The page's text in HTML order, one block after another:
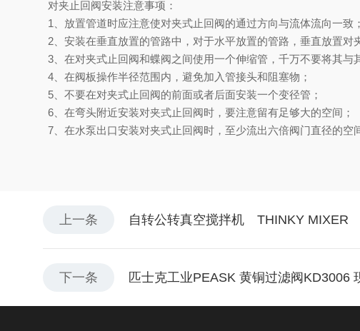
对夹止回阀安装注意事项：
1、放置管道时应注意使对夹式止回阀的通过方向与流体
2、安装在垂直放置的管路中，对于水平放置的管路，垂直
3、在对夹式止回阀和蝶阀之间使用一个伸缩管，千万不要
4、在阀板操作半径范围内，避免加入管接头和阻塞物；
5、不要在对夹式止回阀的前面或者后面安装一个变径管
6、在弯头附近安装对夹式止回阀时，要注意留有足够大
7、在水泵出口安装对夹式止回阀时，至少流出六倍阀门直径的空
上一条 自转公转真空搅拌机 THINKY MIXER
下一条 匹士克工业PEASK 黄铜过滤阀KD3006